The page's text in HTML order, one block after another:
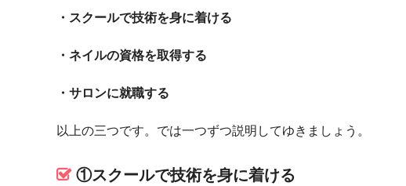
・スクールで技術を身に着ける
・ネイルの資格を取得する
・サロンに就職する
以上の三つです。では一つずつ説明してゆきましょう。
①スクールで技術を身に着ける